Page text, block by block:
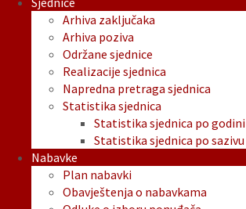
Arhiva zaključaka
Arhiva poziva
Održane sjednice
Realizacije sjednica
Napredna pretraga sjednica
Statistika sjednica
Statistika sjednica po godini
Statistika sjednica po sazivu
Nabavke
Plan nabavki
Obavještenja o nabavkama